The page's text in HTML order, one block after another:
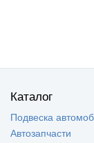
Каталог
Подвеска
Автозапчасти